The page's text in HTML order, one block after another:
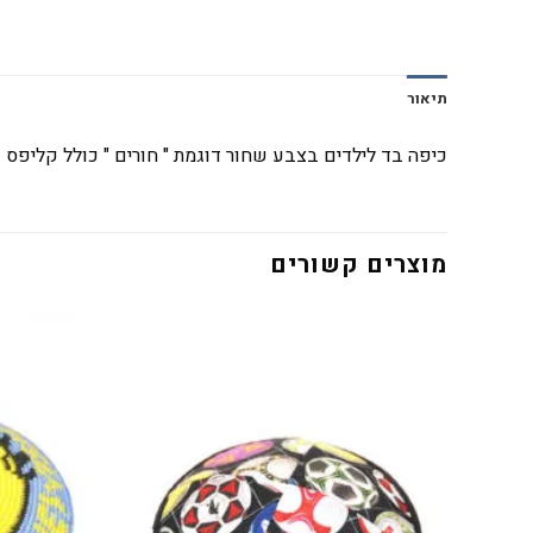
תיאור
כיפה בד לילדים בצבע שחור דוגמת " חורים " כולל קליפס
מוצרים קשורים